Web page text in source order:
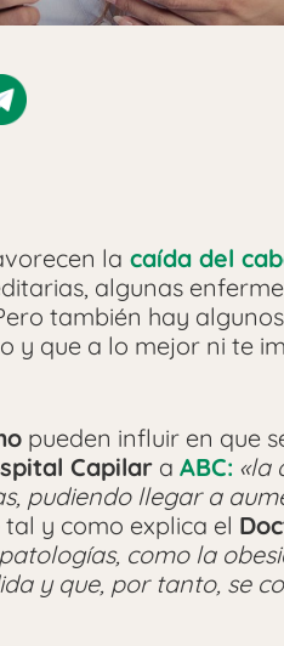
la caída del
algunas
también hay
y que a lo mejor ni te
pueden influir en que
Capilar a ABC: «la
pudiendo llegar a
y como explica el
como la
y que, por tanto, se